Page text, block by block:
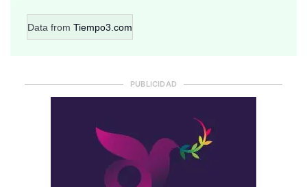
Data from Tiempo3.com
PUBLICIDAD